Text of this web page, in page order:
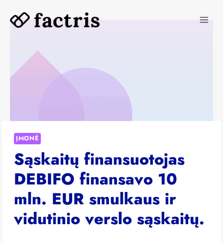
ĮMONĖ
Sąskaitų finansuotojas
DEBIFO finansavo 10
mln. EUR smulkaus ir
vidutinio verslo sąskaitų.